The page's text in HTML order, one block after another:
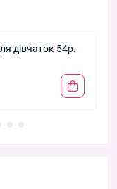
дівчаток 54р.